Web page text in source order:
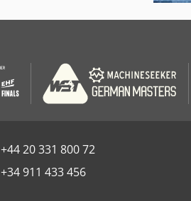
+44 20 331 800 72
+34 911 433 456